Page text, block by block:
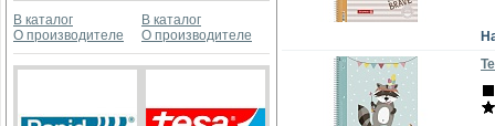
В каталог
О производителе
В каталог
О производителе